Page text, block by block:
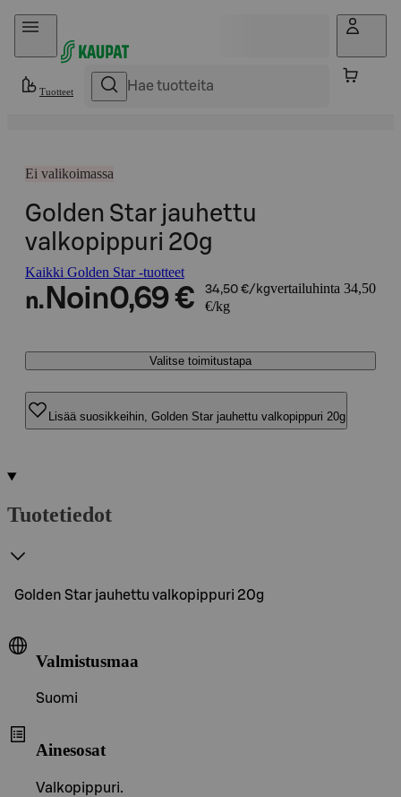
Hyppää sisältöön
Tuotteet
Ei valikoimassa
Golden Star jauhettu
valkopippuri 20g
Kaikki Golden Star -tuotteet
n. Noin0,69 € 34,50 €/kgvertailuhinta 34,50
€/kg
Valitse toimitustapa
Lisää suosikkeihin, Golden Star jauhettu valkopippuri 20g
Tuotetiedot
Golden Star jauhettu valkopippuri 20g
Valmistusmaa
Suomi
Ainesosat
Valkopippuri.